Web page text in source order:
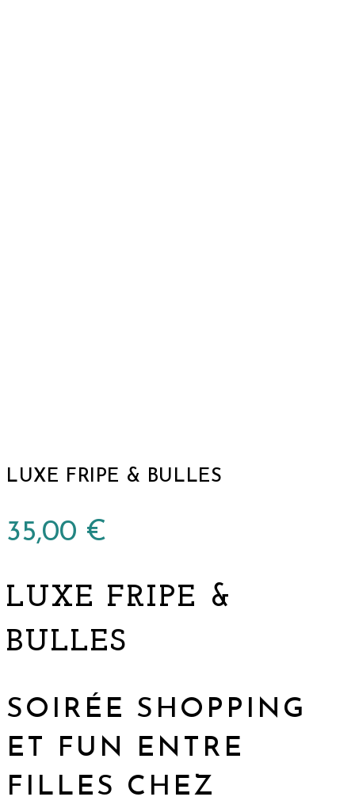
LUXE FRIPE & BULLES
35,00 €
LUXE FRIPE &
BULLES
SOIRÉE SHOPPING
ET FUN ENTRE
FILLES CHEZ